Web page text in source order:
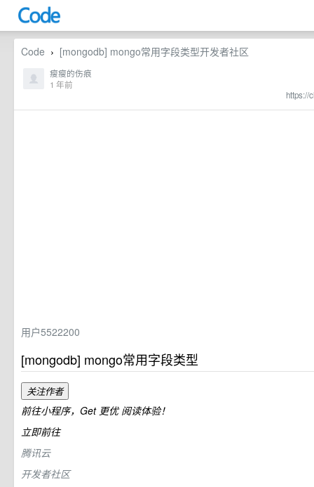
Code › [mongodb] mongo常用字段类型开发者社区
https://
瘦瘦的伤痕
1 年前
用户5522200
[mongodb] mongo常用字段类型
关注作者
前往小程序，Get 更优阅读体验！
立即前往
腾讯云
开发者社区